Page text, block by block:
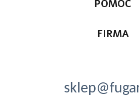
POMOC
FIRMA